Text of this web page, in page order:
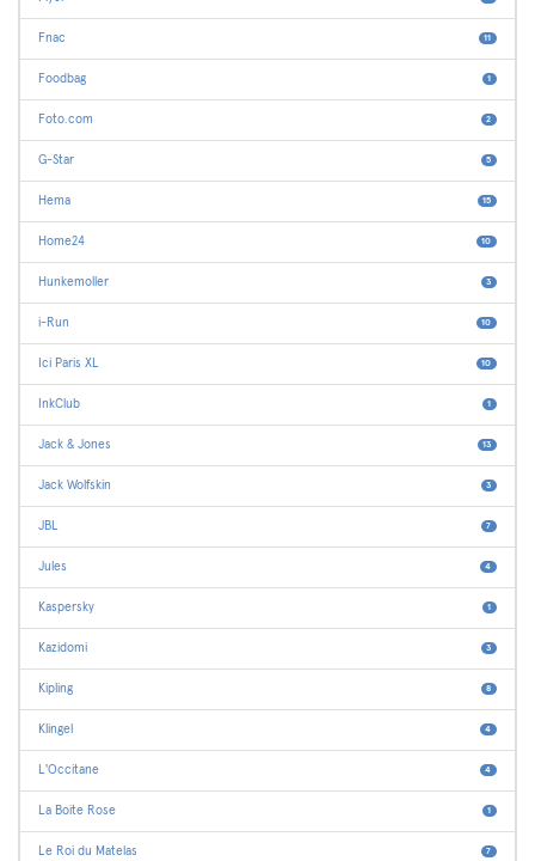
Fnac 11
Foodbag 1
Foto.com 2
G-Star 5
Hema 15
Home24 10
Hunkemoller 3
i-Run 10
Ici Paris XL 10
InkClub 1
Jack & Jones 13
Jack Wolfskin 3
JBL 7
Jules 4
Kaspersky 1
Kazidomi 3
Kipling 8
Klingel 4
L'Occitane 4
La Boite Rose 1
Le Roi du Matelas 7